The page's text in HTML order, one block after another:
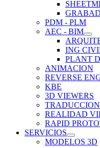
PDM - PLM
AEC - BIM
ING
PLANT
ANIMACION
REVERSE
KBE
3D VIEWERS
REALIDAD
RAPID
SERVICIOS
MODELOS 3D